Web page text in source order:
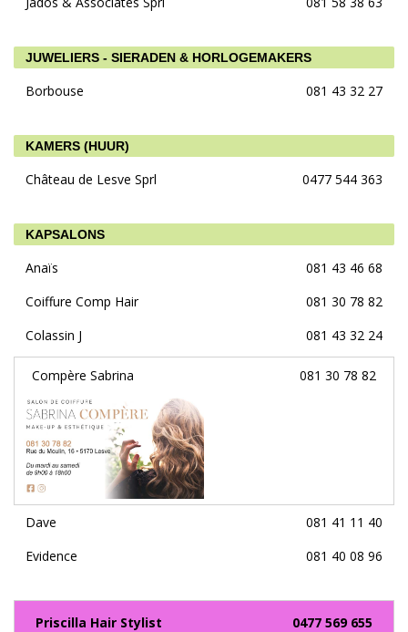
JUWELIERS - SIERADEN & HORLOGEMAKERS
Borbouse 081 43 32 27
KAMERS (HUUR)
Château de Lesve Sprl 0477 544 363
KAPSALONS
Anaïs
081 43 46 68
Coiffure Comp Hair
081 30 78 82
Colassin J
081 43 32 24
Compère Sabrina 081 30 78 82
Dave
081 41 11 40
Evidence
081 40 08 96
Priscilla Hair Stylist 0477 569 655